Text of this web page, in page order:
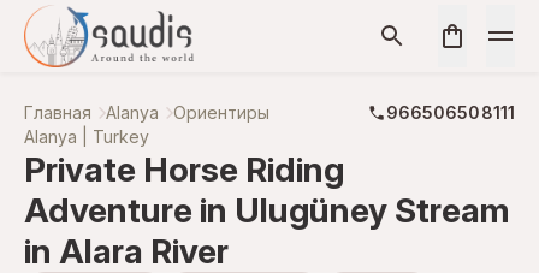
Главная Alanya Ориентиры
966506508111
Alanya | Turkey
Private Horse Riding
Adventure in Ulugüney Stream
in Alara River